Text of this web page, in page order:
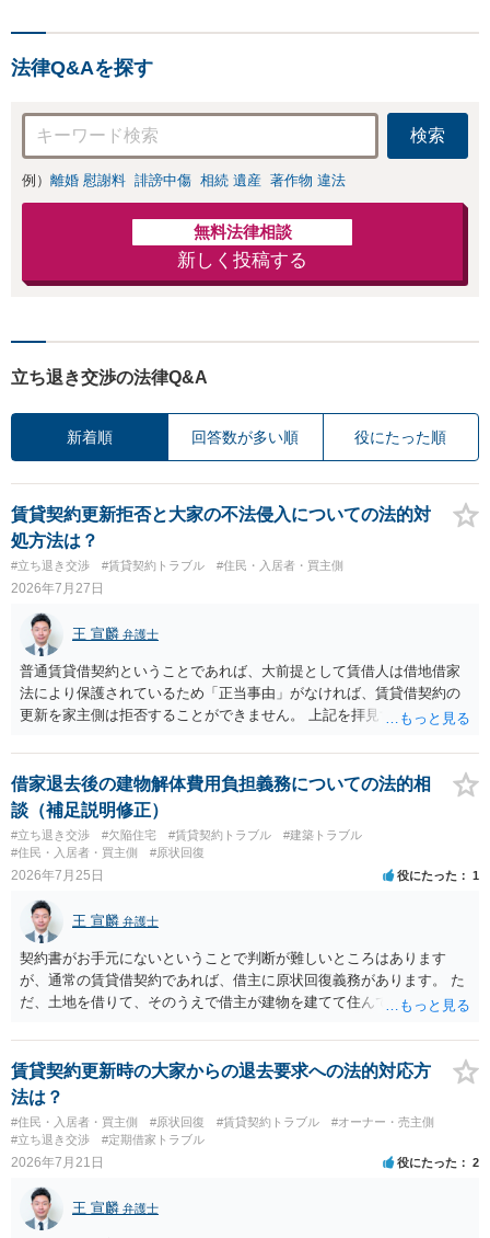
法律Q&Aを探す
検索
例） 離婚 慰謝料 誹謗中傷 相続 遺産 著作物 違法
無料法律相談
新しく投稿する
立ち退き交渉の法律Q&A
新着順 回答数が多い順 役にたった順
賃貸契約更新拒否と大家の不法侵入についての法的対
処方法は？
#立ち退き交渉 #賃貸契約トラブル #住民・入居者・買主側
2026年7月27日
王 宣麟 弁護士
普通賃貸借契約ということであれば、大前提として賃借人は借地借家
法により保護されているため「正当事由」がなければ、賃貸借契約の
更新を家主側は拒否することができません。 上記を拝見する限り、通
定期確認させてもらないこと」が直ちに正当事由に当たるとは思えま
せんので、更新拒絶を拒否される方向性でよろしいかと存じます。 そ
の交渉の中で、一定の金銭をもらえれば退去には応じる旨交渉をして
みるのはいかがでしょうか。 過去に賃借人の許可なく無断で賃貸人が
入室する行為自体は不法行為となり、また刑事的にも住居侵入罪が成
立する可能性がありますので、これを理由に一定の金銭賠償を求める
借家退去後の建物解体費用負担義務についての法的相
談（補足説明修正）
#立ち退き交渉 #欠陥住宅 #賃貸契約トラブル
#建築トラブル
#住民・入居者・買主側
#原状回復
2026年7月25日 役にたった 1
王 宣麟 弁護士
契約書がお手元にないということで判断が難しいところはあります
が、通常の賃貸借契約であれば、借主に原状回復義務があります。 た
だ、土地を借りて、そのうえで借主が建物を建てて住んでいたケース
であれば、建物を収去して土地を明渡す義務は原則生じないはずで
す。 その後、建物を平屋に立て替えた場合であっても、貸主の承諾を
得ているのであれば、単純に費用を捻出した側に平屋の所有権が帰属
する、という話になるわけでもないように思います。 そのため、現
状、解体費用を負担することが明確な案件ではないため、まずは相手
に請求の根拠（なぜ当方が平屋の解体費用を負担しなければならない
賃貸契約更新時の大家からの退去要求への法的対応方
法は？
#住民・入居者・買主側 #原状回復 #賃貸契約トラブル
#オーナー・売主側
#立ち退き交渉
#定期借家トラブル
2026年7月21日 役にたった 2
王 宣麟 弁護士